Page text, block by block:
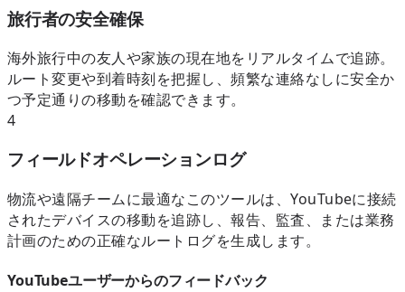
旅行者の安全確保
海外旅行中の友人や家族の現在地をリアルタイムで追跡。
ルート変更や到着時刻を把握し、頻繁な連絡なしに安全か
つ予定通りの移動を確認できます。
4
フィールドオペレーションログ
物流や遠隔チームに最適なこのツールは、YouTubeに接続
されたデバイスの移動を追跡し、報告、監査、または業務
計画のための正確なルートログを生成します。
YouTubeユーザーからのフィードバック